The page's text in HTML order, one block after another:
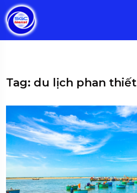
Tag: du lịch phan thiết